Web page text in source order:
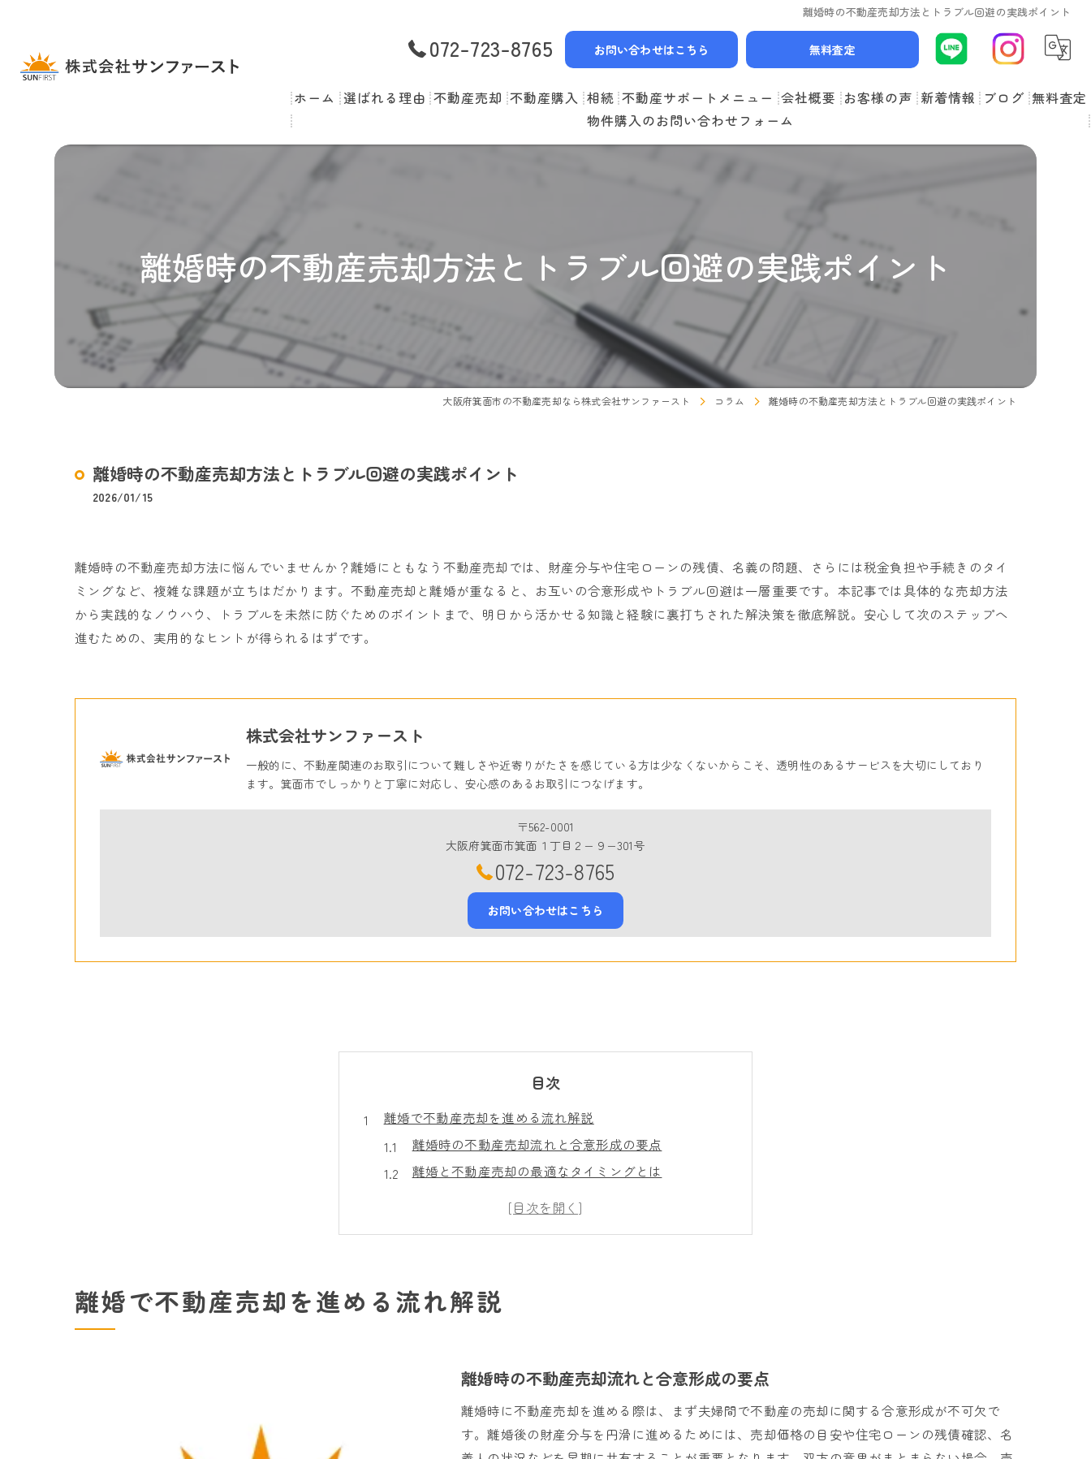
離婚時の不動産売却方法とトラブル回避の実践ポイント
072-723-8765 お問い合わせはこちら 無料査定
ホーム 選ばれる理由 不動産売却
選べる3つの売却スタイル
売却実績
当社お預かり物件
無料査定
不動産購入
物件一覧
住み替えサポート
相続 不動産サポートメニュー
リースバック
会社概要
スタッフ紹介
お客様の声
よくある質問
新着情報 ブログ 無料査定
物件購入のお問い合わせフォーム
離婚時の不動産売却方法とトラブル回避の実践ポイント
大阪府箕面市の不動産売却なら株式会社サンファースト コラム 離婚時の不動産売却方法とトラブル回避の実践ポイント
離婚時の不動産売却方法とトラブル回避の実践ポイント
2026/01/15
離婚時の不動産売却方法に悩んでいませんか？離婚にともなう不動産売却では、財産分与や住宅ローンの残債、名義の問題、さらには税金負担や手続きのタイ
ミングなど、複雑な課題が立ちはだかります。不動産売却と離婚が重なると、お互いの合意形成やトラブル回避は一層重要です。本記事では具体的な売却方法
から実践的なノウハウ、トラブルを未然に防ぐためのポイントまで、明日から活かせる知識と経験に裏打ちされた解決策を徹底解説。安心して次のステップへ
進むための、実用的なヒントが得られるはずです。
株式会社サンファースト
一般的に、不動産関連のお取引について難しさや近寄りがたさを感じている方は少なくないからこそ、透明性のあるサービスを大切にしており
ます。箕面市でしっかりと丁寧に対応し、安心感のあるお取引につなげます。
〒562-0001
大阪府箕面市箕面１丁目２−９−301号
072-723-8765
お問い合わせはこちら
目次
離婚で不動産売却を進める流れ解説
離婚時の不動産売却流れと合意形成の要点
離婚と不動産売却の最適なタイミングとは
離婚時不動産売却で財産分与を公平に進める方法
離婚と不動産売却で揉めない分配のポイント
不動産売却と財産分与を同時に進めるコツ
離婚調停中でも家は売却できるのか
離婚で不動産売却を進める流れ解説
離婚時の不動産売却流れと合意形成の要点
離婚時に不動産売却を進める際は、まず夫婦間で不動産の売却に関する合意形成が不可欠で
す。離婚後の財産分与を円滑に進めるためには、売却価格の目安や住宅ローンの残債確認、名